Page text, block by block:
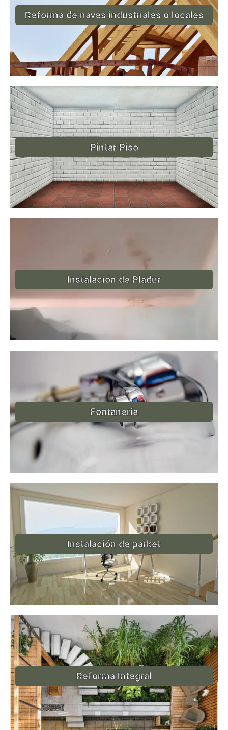
Reforma de naves industriales o locales
Pintar Piso
Instalación de Pladur
Fontanería
Instalación de parket
Reforma Integral